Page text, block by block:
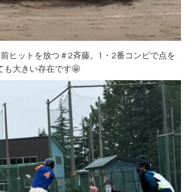
ヒットを放つ＃2斉藤。1・2番コンビで点を
も大きい存在です🤩